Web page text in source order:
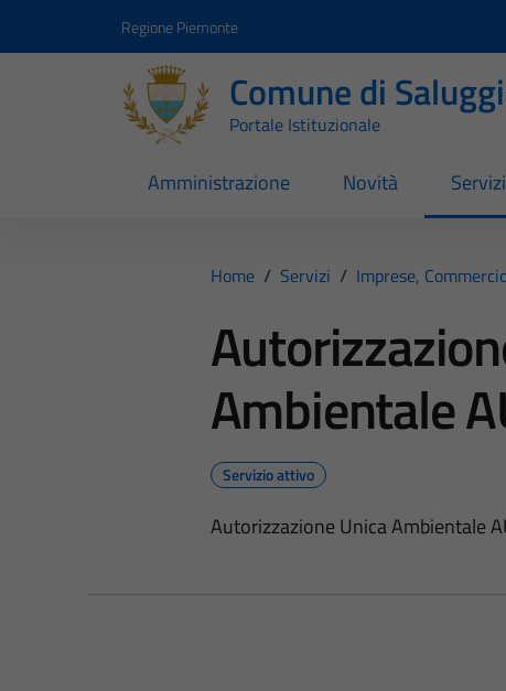
Regione Piemonte
Comune di
Portale Istituzionale
Amministrazione Novità Servizi
Home / Servizi / Imprese,
Ambientale
Servizio attivo
Autorizzazione Unica Ambientale